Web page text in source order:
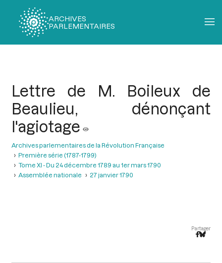
ARCHIVES
PARLEMENTAIRES
Lettre de M. Boileux de
Beaulieu, dénonçant
l'agiotage
Archives parlementaires de la Révolution Française
Première série (1787-1799)
Tome XI - Du 24 décembre 1789 au 1er mars 1790
Assemblée nationale
27 janvier 1790
Partager